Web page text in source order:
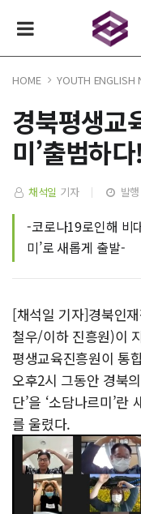
HOME YOUTH ENGLISH
경북평생교
미’출범하다!
채석일 기자 발
-코로나19로인해 비
미’로 새롭게 출발-
[채석일 기자]경북인
철우/이하 진흥원)이
평생교육진흥원이 통
오후2시 그동안 경북
단’을 ‘소담나르미’
를 울렸다.